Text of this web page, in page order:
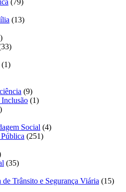
(13)
(1)
(9)
(1)
Social (4)
(251)
(35)
de Trânsito e Segurança Viária (15)